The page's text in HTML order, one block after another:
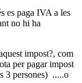
es paga IVA a les
no hi ha
impost?, com
per pagar impost
3 persones) .....o